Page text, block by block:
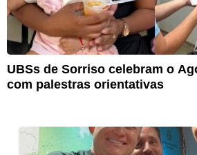
UBSs de Sorriso celebram o
com palestras orientativas